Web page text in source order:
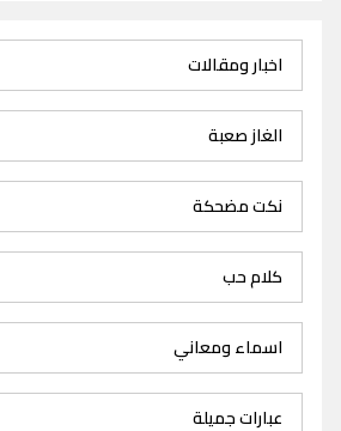
اخبار ومقالات
الغاز صعبة
نكت مضحكة
كلام حب
اسماء ومعاني
عبارات جميلة